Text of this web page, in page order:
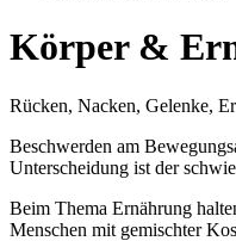
Körper &
Rücken, Nacken, Gelenke,
Beschwerden am
Unterscheidung ist der
Beim Thema Ernährung
Menschen mit gemischter